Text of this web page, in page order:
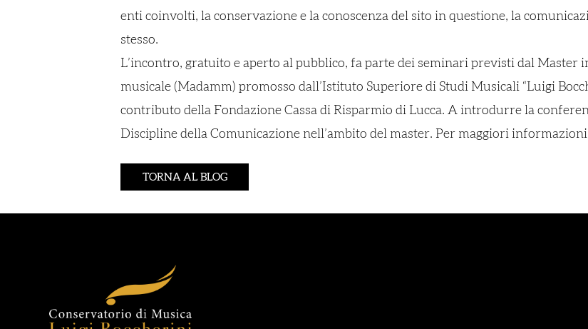
enti coinvolti, la conservazione e la conoscenza del sito in questione, la
stesso.
L’incontro, gratuito e aperto al pubblico, fa parte dei seminari previsti dal Master
musicale (Madamm) promosso dall’Istituto Superiore di Studi Musicali “Luigi
contributo della Fondazione Cassa di Risparmio di Lucca. A introdurre la
Discipline della Comunicazione nell’ambito del master. Per maggiori
TORNA AL BLOG